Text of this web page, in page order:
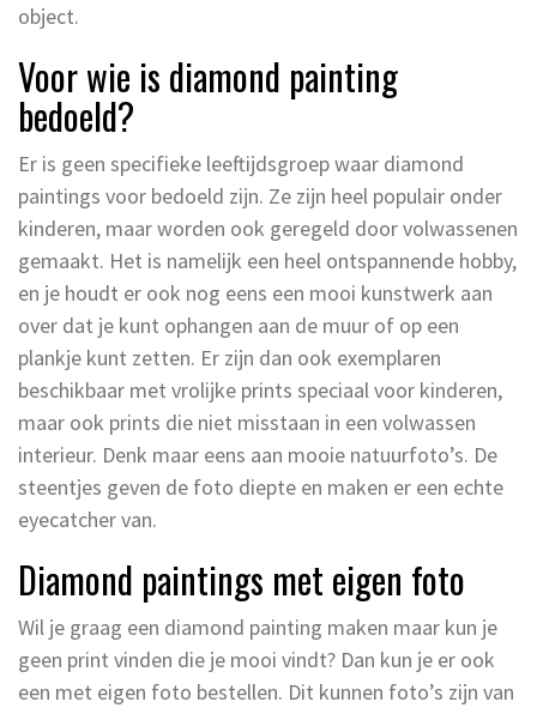
object.
Voor wie is diamond painting
bedoeld?
Er is geen specifieke leeftijdsgroep waar diamond
paintings voor bedoeld zijn. Ze zijn heel populair onder
kinderen, maar worden ook geregeld door volwassenen
gemaakt. Het is namelijk een heel ontspannende hobby,
en je houdt er ook nog eens een mooi kunstwerk aan
over dat je kunt ophangen aan de muur of op een
plankje kunt zetten. Er zijn dan ook exemplaren
beschikbaar met vrolijke prints speciaal voor kinderen,
maar ook prints die niet misstaan in een volwassen
interieur. Denk maar eens aan mooie natuurfoto’s. De
steentjes geven de foto diepte en maken er een echte
eyecatcher van.
Diamond paintings met eigen foto
Wil je graag een diamond painting maken maar kun je
geen print vinden die je mooi vindt? Dan kun je er ook
een met eigen foto bestellen. Dit kunnen foto’s zijn van